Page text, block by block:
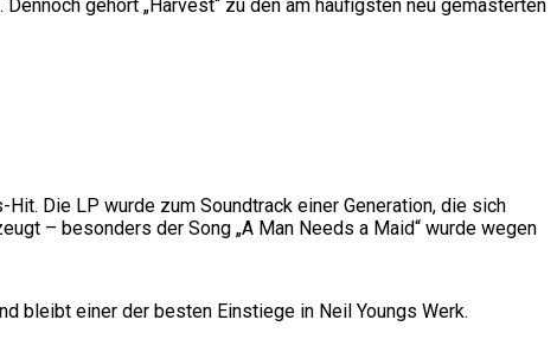
gehört „Harvest“ zu den am häufigsten neu gemasterten
Die LP wurde zum Soundtrack einer Generation, die sich
– besonders der Song „A Man Needs a Maid“ wurde wegen
bleibt einer der besten Einstiege in Neil Youngs Werk.